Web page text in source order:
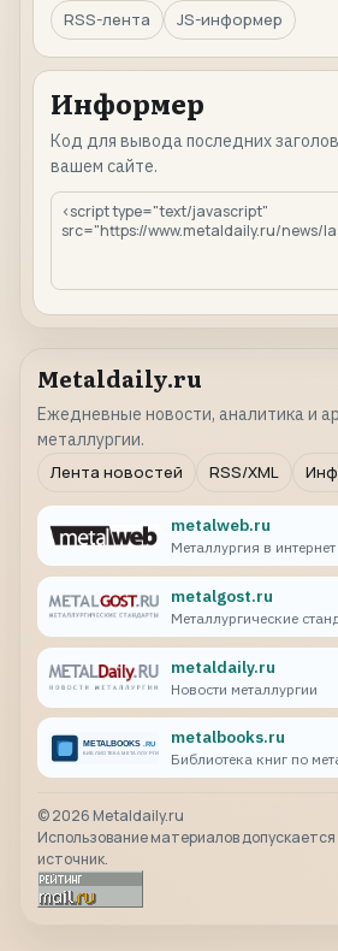
RSS-лента
JS-информер
Информер
Код для вывода последних
вашем сайте.
Metaldaily.ru
Ежедневные новости, аналитика и
металлургии.
Лента новостей
RSS/XML
metalweb.ru
Металлургия в интернет
metalgost.ru
Металлургические
metaldaily.ru
Новости металлургии
metalbooks.ru
Библиотека книг по
©2026 Metaldaily.ru
Использование материалов допускается
источник.